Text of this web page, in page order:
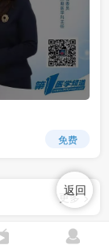
免费
更多 >
返回